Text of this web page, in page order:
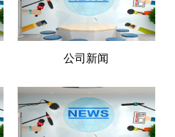
公司新闻